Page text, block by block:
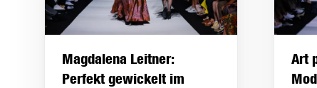
Magdalena Leitner:
Perfekt gewickelt im
Art